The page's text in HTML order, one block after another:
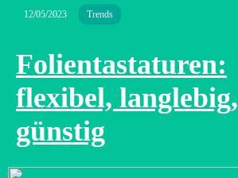
12/05/2023 Trends
Folientastaturen:
flexibel, langlebig,
günstig